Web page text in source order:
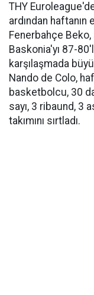
THY
ardından
Fenerbahçe
Baskonia'yı 87-
karşılaşmada
Nando de Colo,
basketbolcu, 30
sayı, 3 ribaund, 3
takımını sırtladı.